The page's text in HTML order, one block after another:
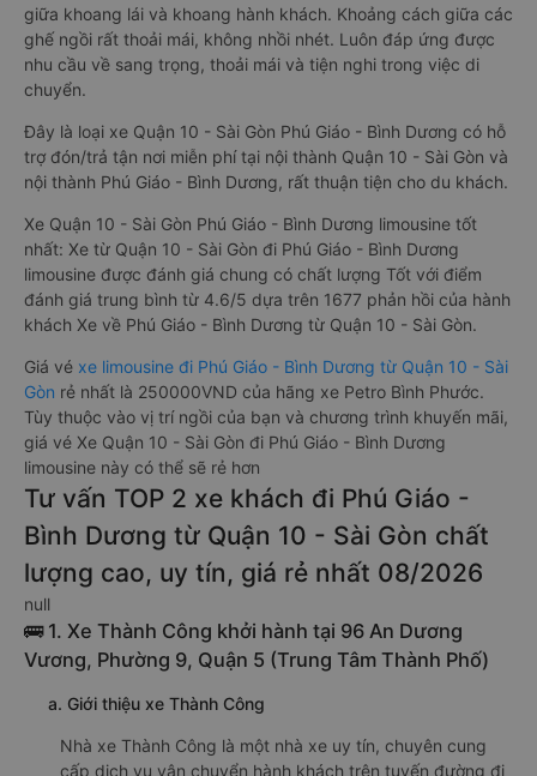
giữa khoang lái và khoang hành khách. Khoảng cách giữa các
ghế ngồi rất thoải mái, không nhồi nhét. Luôn đáp ứng được
nhu cầu về sang trọng, thoải mái và tiện nghi trong việc di
chuyển.
Đây là loại xe Quận 10 - Sài Gòn Phú Giáo - Bình Dương có hỗ
trợ đón/trả tận nơi miễn phí tại nội thành Quận 10 - Sài Gòn và
nội thành Phú Giáo - Bình Dương, rất thuận tiện cho du khách.
Xe Quận 10 - Sài Gòn Phú Giáo - Bình Dương limousine tốt
nhất: Xe từ Quận 10 - Sài Gòn đi Phú Giáo - Bình Dương
limousine được đánh giá chung có chất lượng Tốt với điểm
đánh giá trung bình từ 4.6/5 dựa trên 1677 phản hồi của hành
khách Xe về Phú Giáo - Bình Dương từ Quận 10 - Sài Gòn.
Giá vé xe limousine đi Phú Giáo - Bình Dương từ Quận 10 - Sài
Gòn rẻ nhất là 250000VND của hãng xe Petro Bình Phước.
Tùy thuộc vào vị trí ngồi của bạn và chương trình khuyến mãi,
giá vé Xe Quận 10 - Sài Gòn đi Phú Giáo - Bình Dương
limousine này có thể sẽ rẻ hơn
Tư vấn TOP 2 xe khách đi Phú Giáo -
Bình Dương từ Quận 10 - Sài Gòn chất
lượng cao, uy tín, giá rẻ nhất 08/2026
null
🚌 1. Xe Thành Công khởi hành tại 96 An Dương
Vương, Phường 9, Quận 5 (Trung Tâm Thành Phố)
a. Giới thiệu xe Thành Công
Nhà xe Thành Công là một nhà xe uy tín, chuyên cung
cấp dịch vụ vận chuyển hành khách trên tuyến đường đi